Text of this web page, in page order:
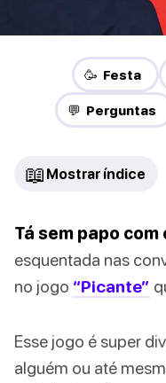
🥳 Festa
💬 Perguntas
📖 Mostrar índice
Tá sem papo com
esquentada nas
no jogo “Picante”
Esse jogo é super
alguém ou até